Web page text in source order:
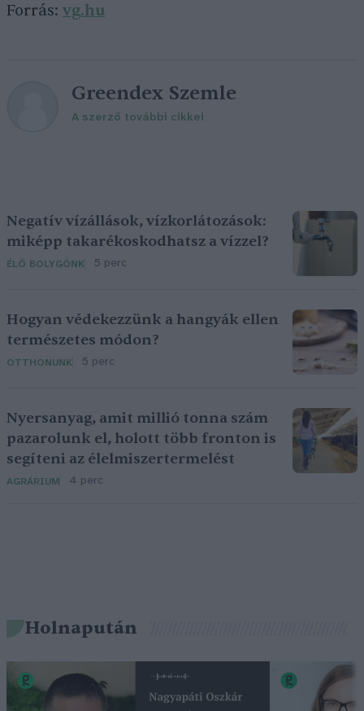
Forrás: vg.hu
Greendex Szemle
A szerző további cikkei
Negatív vízállások, vízkorlátozások:
miképp takarékoskodhatsz a vízzel?
ÉLŐ BOLYGÓNK 5 perc
Hogyan védekezzünk a hangyák ellen
természetes módon?
OTTHONUNK 5 perc
Nyersanyag, amit millió tonna szám
pazarolunk el, holott több fronton is
segíteni az élelmiszertermelést
AGRÁRIUM 4 perc
Holnapután